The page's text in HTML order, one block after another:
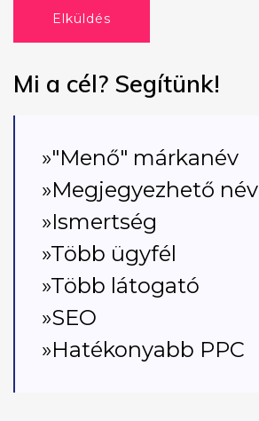
Elküldés
Mi a cél? Segítünk!
»"Menő" márkanév
»Megjegyezhető név
»Ismertség
»Több ügyfél
»Több látogató
»SEO
»Hatékonyabb PPC